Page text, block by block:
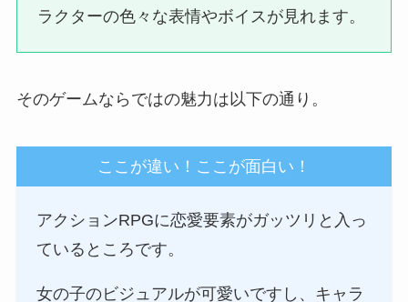
ラクターの色々な表情やボイスが見れます。
そのゲームならではの魅力は以下の通り。
ここが違い！ここが面白い！
アクションRPGに恋愛要素がガッツリと入っ
ているところです。
女の子のビジュアルが可愛いですし、キャラ